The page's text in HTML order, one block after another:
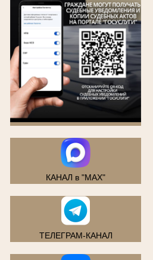
КАНАЛ в "MAX"
ТЕЛЕГРАМ-КАНАЛ